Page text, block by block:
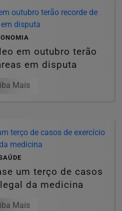
em outubro terão
em disputa
Mais
um terço de casos
da medicina
Mais